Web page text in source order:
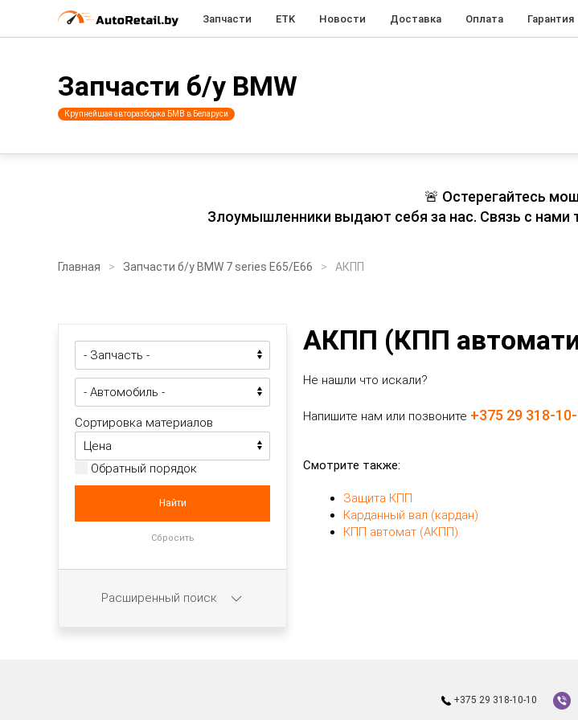
Запчасти ETK Новости Доставка Оплата Гарантия
Запчасти б/у BMW
Крупнейшая авторазборка БМВ в Беларуси
🚨 Остерегайтесь
Злоумышленники выдают себя за нас. Связь с нами
Главная Запчасти б/у BMW 7 series E65/E66 АКПП
АКПП (КПП
Не нашли что искали?
Напишите нам или позвоните +375 29 318-
Смотрите также:
Защита КПП
Карданный вал (кардан)
КПП автомат (АКПП)
Сортировка материалов
Обратный порядок
Расширенный поиск
+375 29 318-10-10